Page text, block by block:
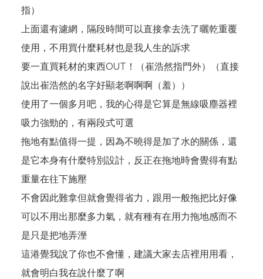
指）
上面還有濾網，隔段時間可以直接拿去洗了曬乾重覆
使用，不用買什麼耗材也是我人生的訴求
要一直買耗材的東西OUT！（崔浩然指門外）（直接
說出崔浩然的名字好顯老啊啊啊（羞））
使用了一個多月吧，我的心得是它算是無線吸塵器裡
吸力強勁的，有兩段式可選
拖地有點值得一提，因為不曉得是加了水的關係，還
是它本身有什麼特別設計，反正在拖地時會覺得有點
重量在往下施壓
不會因此難拿但就會覺得省力，跟用一般拖把比好像
可以不用出那麼多力氣，就有種有在用力拖地感而不
是只是把地弄溼
這港覺我說了你也不會懂，建議大家去店裡用用看，
就會明白我在說什麼了啊